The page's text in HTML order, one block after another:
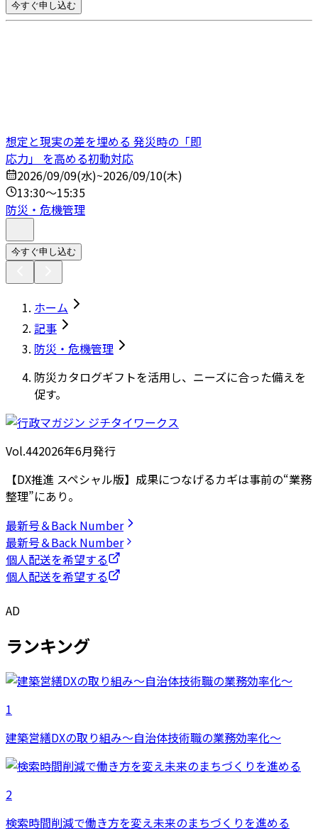
今すぐ申し込む
想定と現実の差を埋める 発災時の「即
応力」 を高める初動対応
2026/09/09(水)~2026/09/10(木)
13:30～15:35
防災・危機管理
今すぐ申し込む
ホーム
記事
防災・危機管理
防災カタログギフトを活用し、ニーズに合った備えを
促す。
Vol.442026年6月発行
【DX推進 スペシャル版】成果につなげるカギは事前の“業務
整理”にあり。
最新号＆Back Number
最新号＆Back Number
個人配送を希望する
個人配送を希望する
AD
ランキング
1
建築営繕DXの取り組み～自治体技術職の業務効率化～
2
検索時間削減で働き方を変え未来のまちづくりを進める